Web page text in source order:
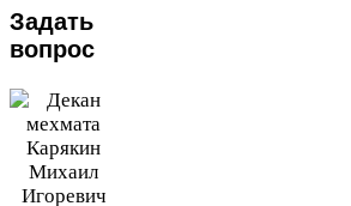
Задать
вопрос